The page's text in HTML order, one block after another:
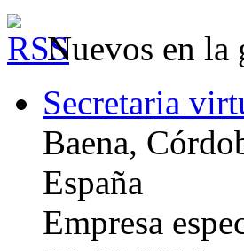
Nuevos en la
Secretaria
Baena,
España
Empresa